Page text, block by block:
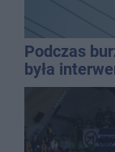
Podczas
była